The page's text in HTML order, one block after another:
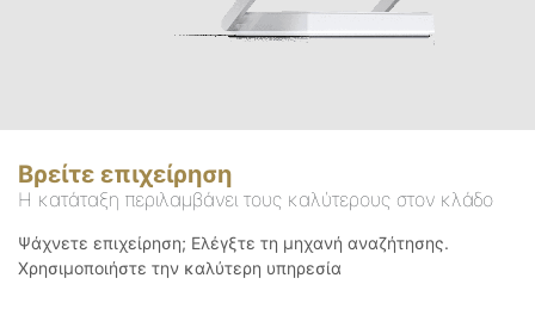
Βρείτε επιχείρηση
Η κατάταξη περιλαμβάνει τους καλύτερους στον κλάδο
Ψάχνετε επιχείρηση; Ελέγξτε τη μηχανή αναζήτησης.
Χρησιμοποιήστε την καλύτερη υπηρεσία